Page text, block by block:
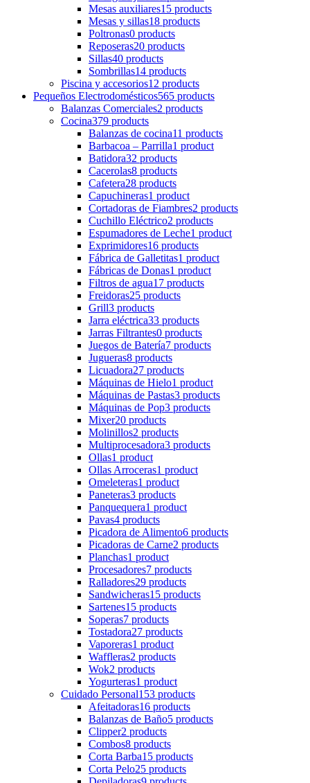
Mesas auxiliares15 products
Mesas y sillas18 products
Poltronas0 products
Reposeras20 products
Sillas40 products
Sombrillas14 products
Piscina y accesorios12 products
Pequeños Electrodomésticos565 products
Balanzas Comerciales2 products
Cocina379 products
Balanzas de cocina11 products
Barbacoa – Parrilla1 product
Batidora32 products
Cacerolas8 products
Cafetera28 products
Capuchineras1 product
Cortadoras de Fiambres2 products
Cuchillo Eléctrico2 products
Espumadores de Leche1 product
Exprimidores16 products
Fábrica de Galletitas1 product
Fábricas de Donas1 product
Filtros de agua17 products
Freidoras25 products
Grill3 products
Jarra eléctrica33 products
Jarras Filtrantes0 products
Juegos de Batería7 products
Jugueras8 products
Licuadora27 products
Máquinas de Hielo1 product
Máquinas de Pastas3 products
Máquinas de Pop3 products
Mixer20 products
Molinillos2 products
Multiprocesadora3 products
Ollas1 product
Ollas Arroceras1 product
Omeleteras1 product
Paneteras3 products
Panquequera1 product
Pavas4 products
Picadora de Alimento6 products
Picadoras de Carne2 products
Planchas1 product
Procesadores7 products
Ralladores29 products
Sandwicheras15 products
Sartenes15 products
Soperas7 products
Tostadora27 products
Vaporeras1 product
Waffleras2 products
Wok2 products
Yogurteras1 product
Cuidado Personal153 products
Afeitadoras16 products
Balanzas de Baño5 products
Clipper2 products
Combos8 products
Corta Barba15 products
Corta Pelo25 products